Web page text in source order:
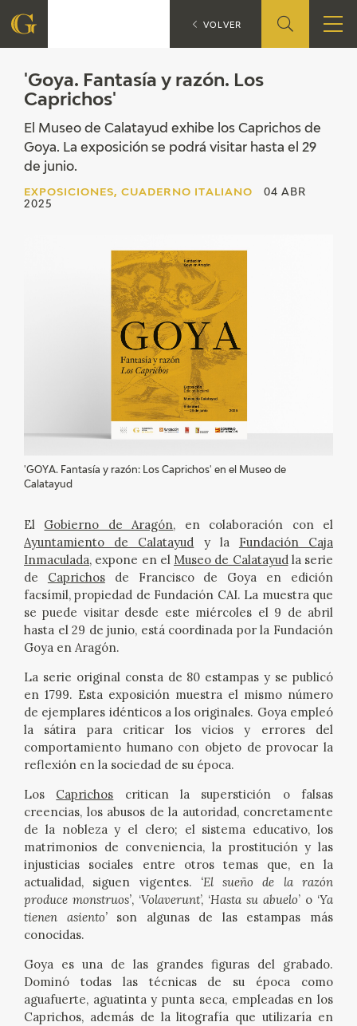
FUNDACIÓN
CENTRO DE INVESTIGACIÓN Y DOCUMENTACIÓN
ACCIÓN CORPORATIVA
SALA DE PRENSA
BLOG CUADERNO ITALIANO
FRANCISCO DE GOYA
BIOGRAFÍA
EL VIAJE DE GOYA
GOYA EN ARAGÓN
PREMIO ARAGÓN GOYA
EDICIONES
'Goya. Fantasía y razón. Los
Caprichos'
El Museo de Calatayud exhibe los Caprichos de
Goya. La exposición se podrá visitar hasta el 29
de junio.
EXPOSICIONES, CUADERNO ITALIANO
04 ABR
2025
'GOYA. Fantasía y razón: Los Caprichos' en el Museo de
Calatayud
El Gobierno de Aragón, en colaboración con el
Ayuntamiento de Calatayud y la Fundación Caja
Inmaculada, expone en el Museo de Calatayudla serie
de Caprichosde Francisco de Goya en edición
facsímil, propiedad de Fundación CAI. La muestra que
se puede visitar desde este miércoles el 9 de abril
hasta el 29 de junio, está coordinada por la Fundación
Goya en Aragón.
La serie original consta de 80 estampas y se publicó
en 1799. Esta exposición muestra el mismo número
de ejemplares idénticos a los originales. Goya empleó
la sátira para criticar los vicios y errores del
comportamiento humano con objeto de provocar la
reflexión en la sociedad de su época.
Los Caprichos critican la superstición o falsas
creencias, los abusos de la autoridad, concretamente
de la nobleza y el clero; el sistema educativo, los
matrimonios de conveniencia, la prostitución y las
injusticias sociales entre otros temas que, en la
actualidad, siguen vigentes. ‘El sueño de la razón
produce monstruos’, ‘Volaverunt’, ‘Hasta su abuelo’ o ‘Ya
tienen asiento’son algunas de las estampas más
conocidas.
Goya es una de las grandes figuras del grabado.
Dominó todas las técnicas de su época como
aguafuerte, aguatinta y punta seca, empleadas en los
Caprichos, además de la litografía que utilizaría en
EXPOSICIONES 'Goya.
VOLVER